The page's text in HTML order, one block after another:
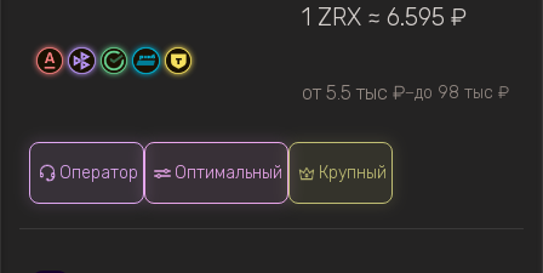
1 ZRX ≈ 6.595 ₽
от 5.5 тыс ₽—до 98 тыс ₽
Оператор Оптимальный Крупный